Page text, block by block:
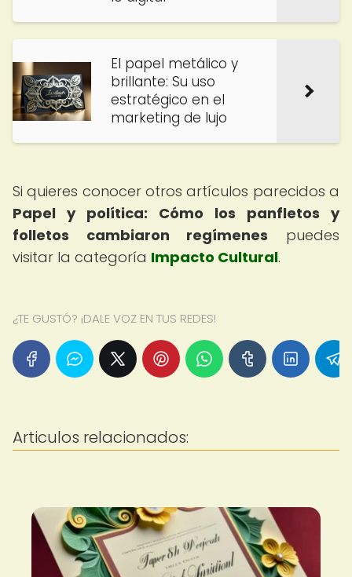
El papel metálico y
brillante: Su uso
estratégico en el
marketing de lujo
Si quieres conocer otros artículos parecidos a
Papel y política: Cómo los panfletos y
folletos cambiaron regímenes puedes
visitar la categoría Impacto Cultural.
¿TE GUSTÓ? ¡DALE VOZ EN TUS REDES!
Articulos relacionados: